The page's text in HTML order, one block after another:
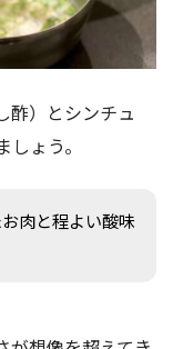
酢）とシンチュ
ょう。
肉と程よい酸味